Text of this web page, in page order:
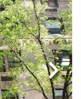
다음